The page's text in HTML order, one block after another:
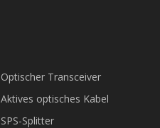
Optischer Transceiver
Aktives optisches Kabel
SPS-Splitter